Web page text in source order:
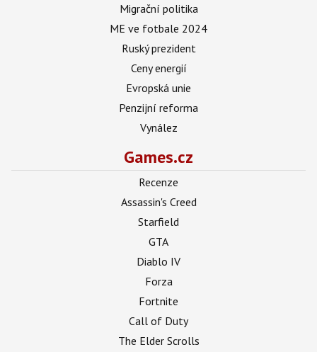
Migrační politika
ME ve fotbale 2024
Ruský prezident
Ceny energií
Evropská unie
Penzijní reforma
Vynález
Games.cz
Recenze
Assassin's Creed
Starfield
GTA
Diablo IV
Forza
Fortnite
Call of Duty
The Elder Scrolls